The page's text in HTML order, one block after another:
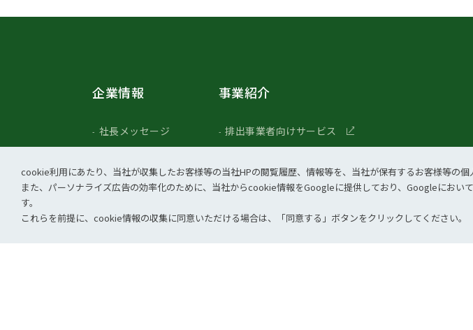
企業情報
社長メッセージ
会社概要
拠点一覧
事業紹介
排出事業者向けサービス
官公庁・公共団体向けサービス
cookie利⽤にあたり、当社が収集したお客様等の当社HPの閲覧履歴、情報等を、当社が保有するお客様等の個
また、パーソナライズ広告の効率化のために、当社からcookie情報をGoogleに提供しており、Googleにお
す。
これらを前提に、cookie情報の収集に同意いただける場合は、「同意する」ボタンをクリックしてください。